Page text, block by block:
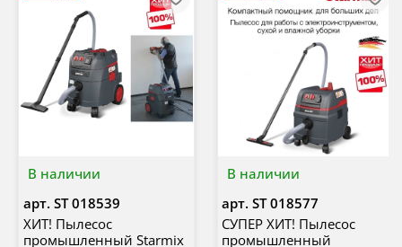
В наличии
арт. ST 018539
ХИТ! Пылесос
промышленный Starmix
В наличии
арт. ST 018577
СУПЕР ХИТ! Пылесос
промышленный